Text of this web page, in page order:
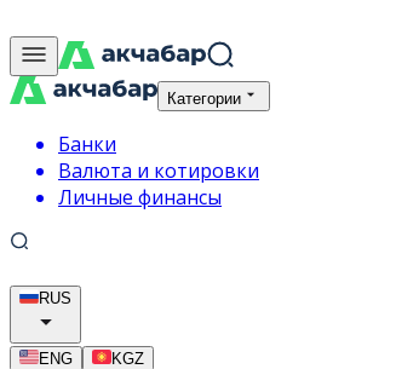
Категории
Банки
Валюта и котировки
Личные финансы
RUS
ENG
KGZ